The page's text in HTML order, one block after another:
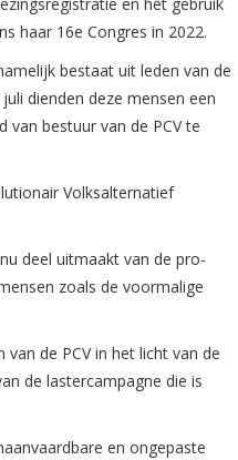
en het gebruik
haar 16e Congres in 2022.
bestaat uit leden van de
dienden deze mensen een
bestuur van de PCV te
Volksalternatief
deel uitmaakt van de pro-
zoals de voormalige
de PCV in het licht van de
de lastercampagne die is
en ongepaste